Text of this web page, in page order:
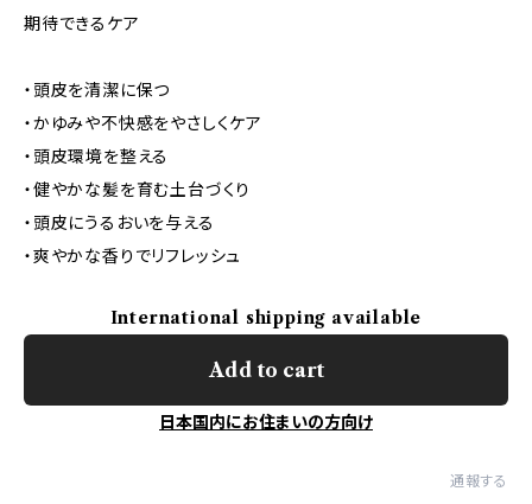
期待できるケア
・頭皮を清潔に保つ
・かゆみや不快感をやさしくケア
・頭皮環境を整える
・健やかな髪を育む土台づくり
・頭皮にうるおいを与える
・爽やかな香りでリフレッシュ
International shipping available
Add to cart
日本国内にお住まいの方向け
通報する